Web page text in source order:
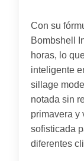
Con su
Bombshell
horas, lo
inteligente
sillage
notada sin
primavera y
sofisticada
diferentes